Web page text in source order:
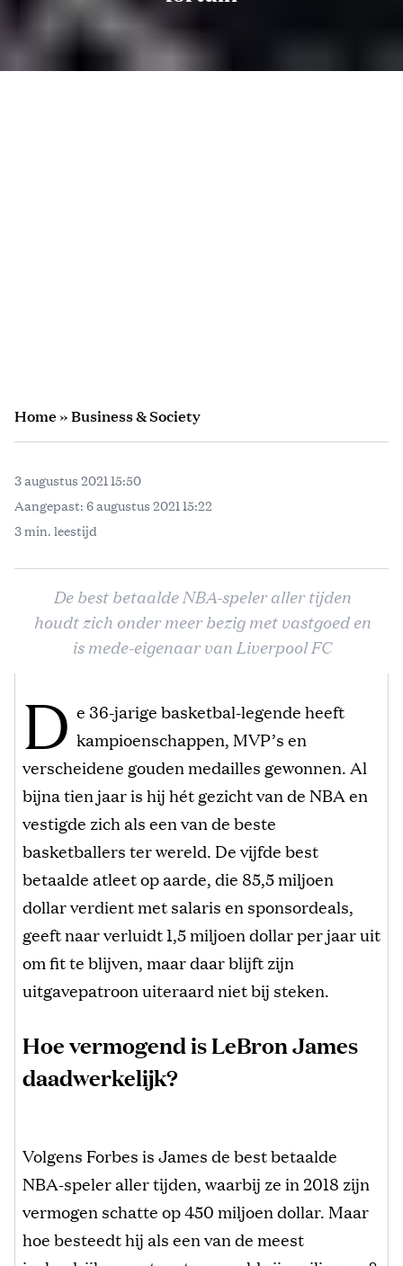
Home»Business & Society
3 augustus 2021 15:50
Aangepast: 6 augustus 2021 15:22
3 min. leestijd
De best betaalde NBA-speler aller tijden
houdt zich onder meer bezig met vastgoed en
is mede-eigenaar van Liverpool FC
D e 36-jarige basketbal-legende heeft
kampioenschappen, MVP’s en
verscheidene gouden medailles gewonnen. Al
bijna tien jaar is hij hét gezicht van de NBA en
vestigde zich als een van de beste
basketballers ter wereld. De vijfde best
betaalde atleet op aarde, die 85,5 miljoen
dollar verdient met salaris en sponsordeals,
geeft naar verluidt 1,5 miljoen dollar per jaar uit
om fit te blijven, maar daar blijft zijn
uitgavepatroon uiteraard niet bij steken.
Hoe vermogend is LeBron James
daadwerkelijk?
Volgens Forbes is James de best betaalde
NBA-speler aller tijden, waarbij ze in 2018 zijn
vermogen schatte op 450 miljoen dollar. Maar
hoe besteedt hij als een van de meest